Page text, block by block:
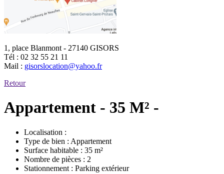
1, place Blanmont - 27140 GISORS
Tél : 02 32 55 21 11
Mail : gisorslocation@yahoo.fr
Retour
Appartement - 35 M² -
Localisation :
Type de bien : Appartement
Surface habitable : 35 m²
Nombre de pièces : 2
Stationnement : Parking extérieur